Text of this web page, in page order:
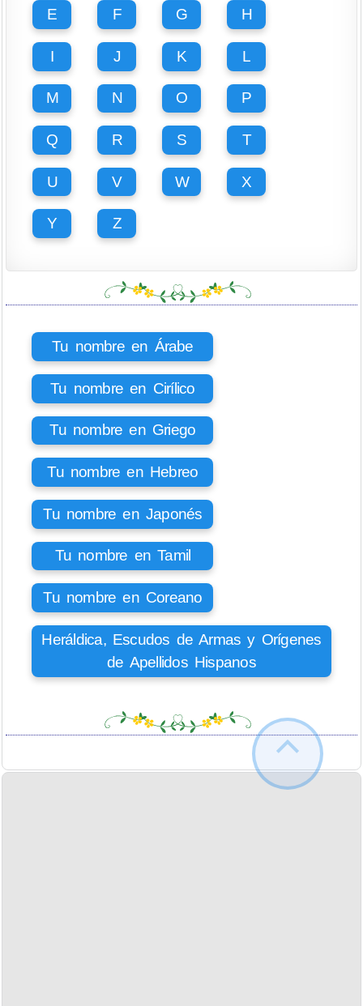
E F G H
I J K L
M N O P
Q R S T
U V W X
Y Z
Tu nombre en Árabe
Tu nombre en Cirílico
Tu nombre en Griego
Tu nombre en Hebreo
Tu nombre en Japonés
Tu nombre en Tamil
Tu nombre en Coreano
Heráldica, Escudos de Armas y Orígenes
de Apellidos Hispanos